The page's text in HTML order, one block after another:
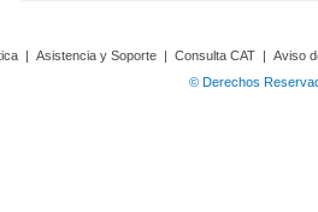
| Asistencia y Soporte | Consulta CAT | Aviso
© Derechos